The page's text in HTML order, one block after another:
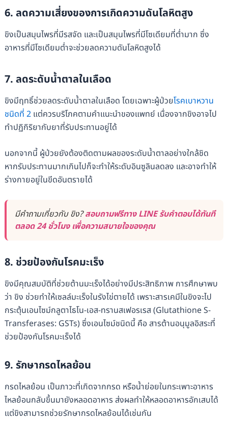
6. ลดความเสี่ยงของการเกิดความดันโลหิตสูง
ขิงเป็นสมุนไพรที่มีรสจัด และเป็นสมุนไพรที่มีโซเดียมที่ต่ำมาก ซึ่ง
อาหารที่มีโซเดียมต่ำจะช่วยลดความดันโลหิตสูงได้
7. ลดระดับน้ำตาลในเลือด
ขิงมีฤทธิ์ช่วยลดระดับน้ำตาลในเลือด โดยเฉพาะผู้ป่วยโรคเบาหวาน
ชนิดที่ 2แต่ควรบริโภคตามคำแนะนำของแพทย์ เนื่องจากขิงอาจไป
ทำปฏิกิริยากับยาที่รับประทานอยู่ได้
นอกจากนี้ ผู้ป่วยยังต้องติดตามผลของระดับน้ำตาลอย่างใกล้ชิด
หากรับประทานมากเกินไปก็จะทำให้ระดับอินซูลินลดลง และอาจทำให้
ร่างกายอยู่ในขีดอันตรายได้
มีคำถามเกี่ยวกับ ขิง?สอบถามฟรีทาง LINE รับคำตอบได้ทันที
ตลอด 24 ชั่วโมง เพื่อความสบายใจของคุณ
8. ช่วยป้องกันโรคมะเร็ง
ขิงมีคุณสมบัติที่ช่วยต้านมะเร็งได้อย่างมีประสิทธิภาพ การศึกษาพบ
ว่า ขิง ช่วยทำให้เซลล์มะเร็งในรังไข่ตายได้ เพราะสารเคมีในขิงจะไป
กระตุ้นเอนไซม์กลูตาไธโน-เอส-ทรานสเฟอรเรส (Glutathione S-
Transferases: GSTs) ซึ่งเอนไซม์ชนิดนี้ คือ สารต้านอนุมูลอิสระที่
ช่วยป้องกันโรคมะเร็งได้
9. รักษากรดไหลย้อน
กรดไหลย้อน เป็นภาวะที่เกิดจากกรด หรือน้ำย่อยในกระเพาะอาหาร
ไหลย้อนกลับขึ้นมายังหลอดอาหาร ส่งผลทำให้หลอดอาหารอักเสบได้
แต่ขิงสามารถช่วยรักษากรดไหลย้อนได้เช่นกัน